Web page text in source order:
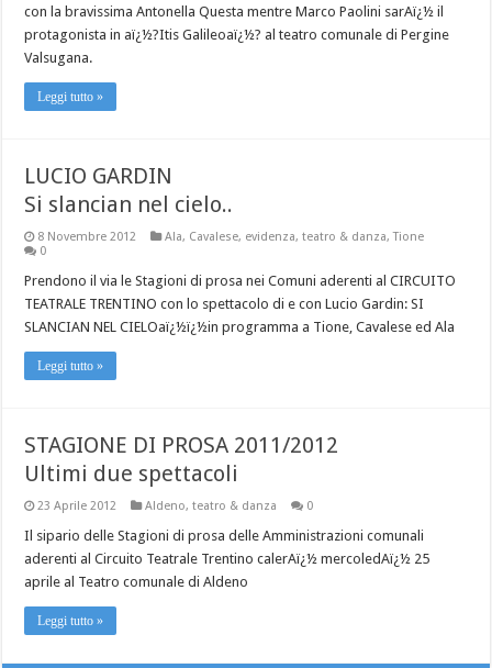
con la bravissima Antonella Questa mentre Marco Paolini sarAï¿½ il
protagonista in aï¿½?Itis Galileoaï¿½? al teatro comunale di Pergine
Valsugana.
Leggi tutto »
LUCIO GARDIN
Si slancian nel cielo..
8 Novembre 2012 Ala, Cavalese, evidenza,teatro & danza,Tione
0
Prendono il via le Stagioni di prosa nei Comuni aderenti al CIRCUITO
TEATRALE TRENTINO con lo spettacolo di e con Lucio Gardin: SI
SLANCIAN NEL CIELOaï¿½ï¿½in programma a Tione, Cavalese ed Ala
Leggi tutto »
STAGIONE DI PROSA 2011/2012
Ultimi due spettacoli
23 Aprile 2012 Aldeno,teatro & danza 0
Il sipario delle Stagioni di prosa delle Amministrazioni comunali
aderenti al Circuito Teatrale Trentino calerAï¿½ mercoledAï¿½ 25
aprile al Teatro comunale di Aldeno
Leggi tutto »